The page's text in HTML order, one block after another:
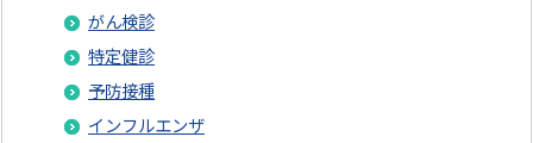
がん検診
特定健診
予防接種
インフルエンザ